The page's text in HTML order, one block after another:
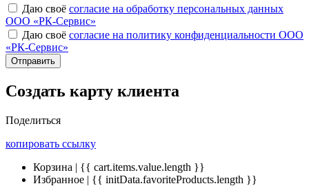
Даю своё согласие на обработку персональных данных
ООО «РК-Сервис»
Даю своё согласие на политику конфиденциальности ООО
«РК-Сервис»
Отправить
Создать карту клиента
Поделиться
копировать ссылку
Корзина | {{ cart.items.value.length }}
Избранное | {{ initData.favoriteProducts.length }}